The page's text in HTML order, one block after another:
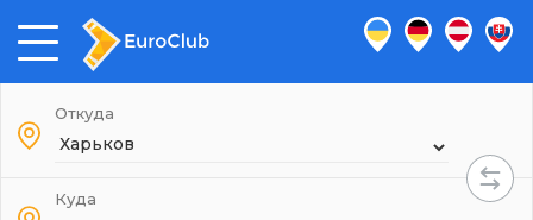
Откуда
Куда